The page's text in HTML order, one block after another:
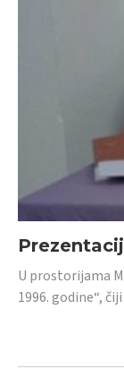
U prostorijama
1996. godine“,